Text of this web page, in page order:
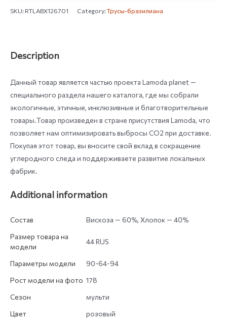
SKU:RTLABX126701 Category:Трусы-бразилиана
Description
Данный товар является частью проекта Lamoda planet —
специального раздела нашего каталога, где мы собрали
экологичные, этичные, инклюзивные и благотворительные
товары.Товар произведен в стране присутствия Lamoda, что
позволяет нам оптимизировать выбросы СО2 при доставке.
Покупая этот товар, вы вносите свой вклад в сокращение
углеродного следа и поддерживаете развитие локальных
фабрик.
Additional information
Состав
Вискоза — 60%, Хлопок — 40%
Размер товара на
модели
44 RUS
Параметры модели
90-64-94
Рост модели на фото 178
Сезон
мульти
Цвет
розовый